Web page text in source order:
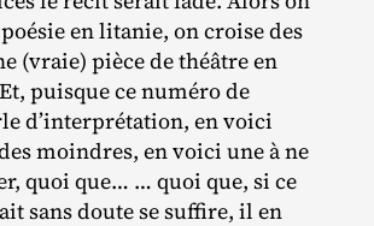
en litanie, on croise des
(vraie) pièce de théâtre en
puisque ce numéro de
d’interprétation, en voici
moindres, en voici une à ne
quoi que… … quoi que, si ce
sans doute se suffire, il en